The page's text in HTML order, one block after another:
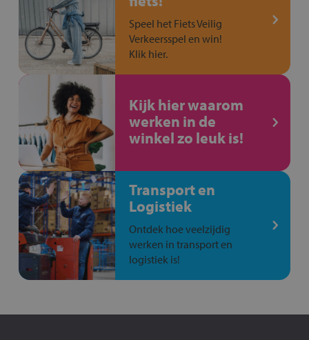
Speel het Fiets Veilig
Verkeersspel en win!
Klik hier.
Kijk hier waarom
werken in de
winkel zo leuk is!
Transport en
Logistiek
Ontdek hoe veelzijdig
werken in transport en
logistiek is!